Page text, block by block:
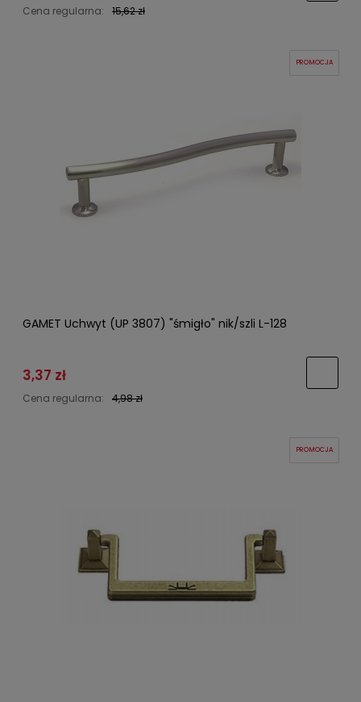
Cena regularna: 15,62 zł
GAMET Uchwyt (UP 3807) "śmigło" nik/szli L-128
3,37 zł
Cena regularna: 4,98 zł
PROMOCJA
PROMOCJA